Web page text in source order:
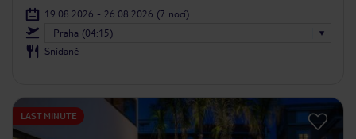
19.08.2026 - 26.08.2026 (7 nocí)
Praha (04:15)
Snídaně
LAST MINUTE